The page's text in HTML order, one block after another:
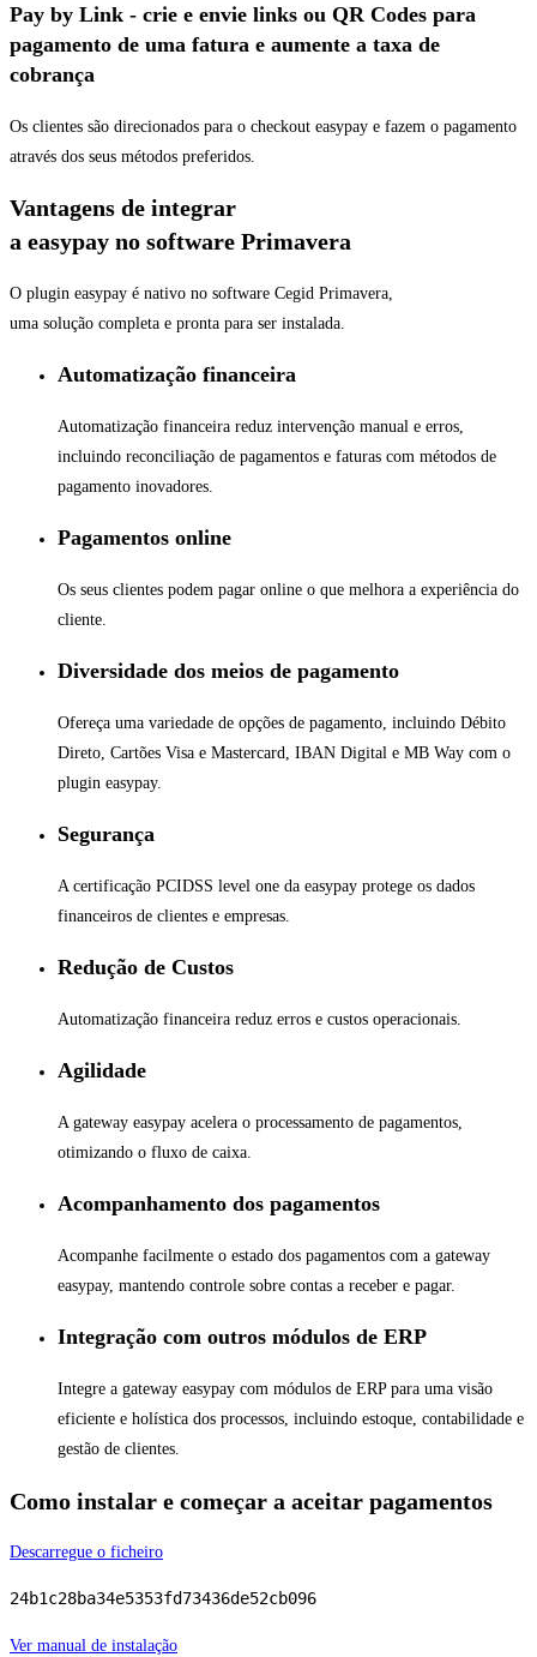
Pay by Link - crie e envie links ou QR Codes para
pagamento de uma fatura e aumente a taxa de
cobrança
Os clientes são direcionados para o checkout easypay e fazem o pagamento
através dos seus métodos preferidos.
Vantagens de integrar
a easypay no software Primavera
O plugin easypay é nativo no software Cegid Primavera,
uma solução completa e pronta para ser instalada.
Automatização financeira
Automatização financeira reduz intervenção manual e erros,
incluindo reconciliação de pagamentos e faturas com métodos de
pagamento inovadores.
Pagamentos online
Os seus clientes podem pagar online o que melhora a experiência do
cliente.
Diversidade dos meios de pagamento
Ofereça uma variedade de opções de pagamento, incluindo Débito
Direto, Cartões Visa e Mastercard, IBAN Digital e MB Way com o
plugin easypay.
Segurança
A certificação PCIDSS level one da easypay protege os dados
financeiros de clientes e empresas.
Redução de Custos
Automatização financeira reduz erros e custos operacionais.
Agilidade
A gateway easypay acelera o processamento de pagamentos,
otimizando o fluxo de caixa.
Acompanhamento dos pagamentos
Acompanhe facilmente o estado dos pagamentos com a gateway
easypay, mantendo controle sobre contas a receber e pagar.
Integração com outros módulos de ERP
Integre a gateway easypay com módulos de ERP para uma visão
eficiente e holística dos processos, incluindo estoque, contabilidade e
gestão de clientes.
Como instalar e começar a aceitar pagamentos
Descarregue o ficheiro
24b1c28ba34e5353fd73436de52cb096
Ver manual de instalação